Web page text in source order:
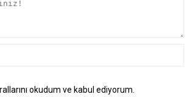
okudum ve kabul ediyorum.